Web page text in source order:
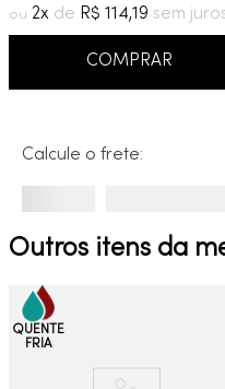
2 R$ 114,19
COMPRAR
Calcule o frete:
Outros itens da